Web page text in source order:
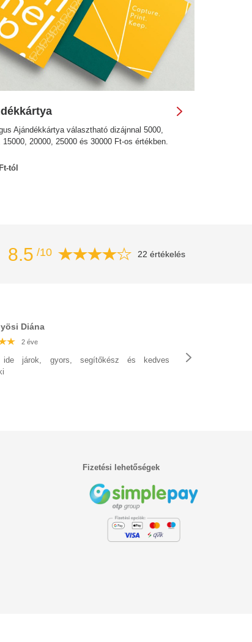
Ajándékkártya választható dizájnnal 5000,
15000, 20000, 25000 és 30000 Ft-os értékben.
tól
8.5 /10 22 értékelés
Diána
2 éve
ide járok, gyors, segítőkész és kedves
2 éve
2 éve
2 éve
2 éve
2 éve
2 éve
Fizetési lehetőségek